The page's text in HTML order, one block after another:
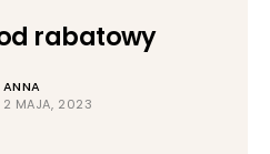
rabatowy
ANNA
2 MAJA, 2023